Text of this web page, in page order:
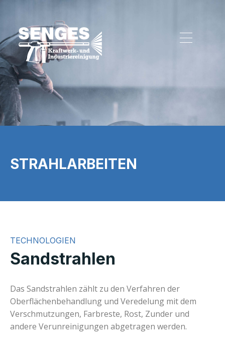
STRAHLARBEITEN
TECHNOLOGIEN
Sandstrahlen
Das Sandstrahlen zählt zu den Verfahren der
Oberflächenbehandlung und Veredelung mit dem
Verschmutzungen, Farbreste, Rost, Zunder und
andere Verunreinigungen abgetragen werden.